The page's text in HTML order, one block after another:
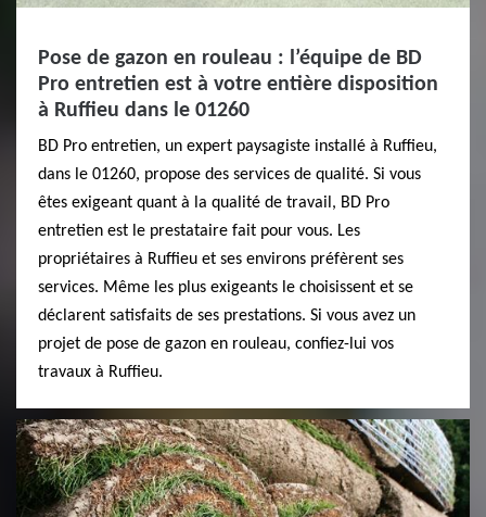
Pose de gazon en rouleau : l’équipe de BD
Pro entretien est à votre entière disposition
à Ruffieu dans le 01260
BD Pro entretien, un expert paysagiste installé à Ruffieu,
dans le 01260, propose des services de qualité. Si vous
êtes exigeant quant à la qualité de travail, BD Pro
entretien est le prestataire fait pour vous. Les
propriétaires à Ruffieu et ses environs préfèrent ses
services. Même les plus exigeants le choisissent et se
déclarent satisfaits de ses prestations. Si vous avez un
projet de pose de gazon en rouleau, confiez-lui vos
travaux à Ruffieu.